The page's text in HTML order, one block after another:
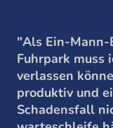
"Als Ein-
Fuhrpark muss
verlassen
produktiv und
Schadensfall